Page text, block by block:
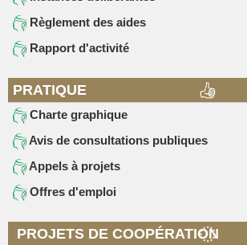
Règlement des aides
Rapport d'activité
PRATIQUE
Charte graphique
Avis de consultations publiques
Appels à projets
Offres d'emploi
PROJETS DE COOPÉRATION